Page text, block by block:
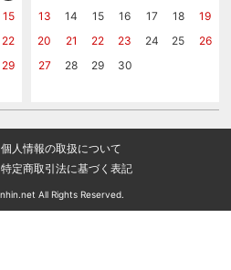
15
22
29
13
14 15 16 17 18
19
20
21 22 23 24 25
26
27
28 29 30
個人情報の取扱について
特定商取引法に基づく表記
All Rights Reserved.